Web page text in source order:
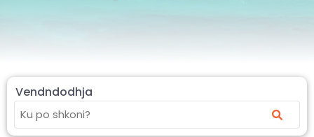
Vendndodhja